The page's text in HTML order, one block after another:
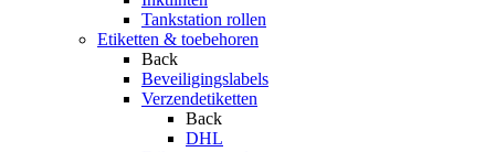
Tankstation rollen
Etiketten & toebehoren
Back
Beveiligingslabels
Verzendetiketten
Back
DHL